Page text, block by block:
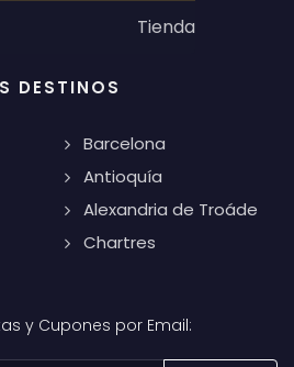
Tienda
DESTINOS
Barcelona
Antioquía
Alexandria de Troáde
Chartres
y Cupones por Email: